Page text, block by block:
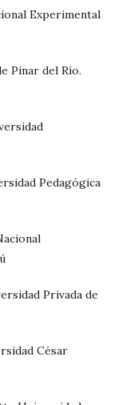
Experimental
Pinar del Río.
Pedagógica
Privada de
César